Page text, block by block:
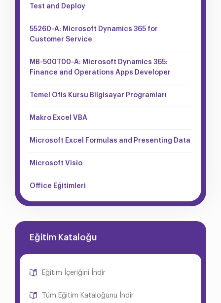
Test and Deploy
55260-A: Microsoft Dynamics 365 for
Customer Service
MB-500T00-A: Microsoft Dynamics 365:
Finance and Operations Apps Developer
Temel Ofis Kursu Bilgisayar Programları
Makro Excel VBA
Microsoft Excel Formulas and Presenting Data
Microsoft Visio
Office Eğitimleri
Eğitim Kataloğu
Eğitim İçeriğini İndir
Tüm Eğitim Kataloğunu İndir